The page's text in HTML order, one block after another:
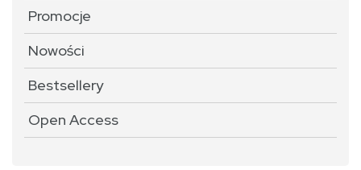
Promocje
Nowości
Bestsellery
Open Access